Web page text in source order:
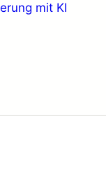
mit KI